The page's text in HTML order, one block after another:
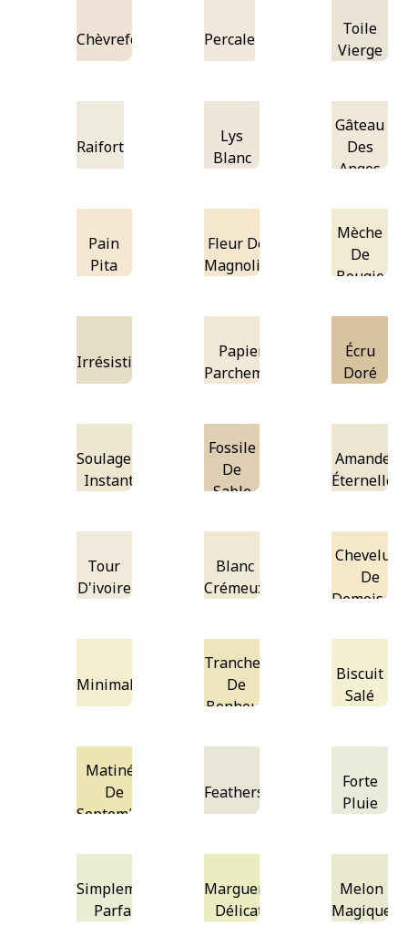
Chèvrefeuille Percale
Toile
Vierge
Raifort
Lys
Blanc
Gâteau
Des
Anges
Pain
Pita
Fleur De
Magnolia
Mèche
De
Bougie
Irrésistible
Papier
Parchemin
Écru
Doré
Soulagement
Instantané
Fossile
De
Sable
Amandes
Éternelles
Tour
D'ivoire
Blanc
Crémeux
Chevelure
De
Minimal
Tranches
De
Bonheur
Biscuit
Salé
Matinée
De
Septembre
Featherstone
Forte
Pluie
Simplement
Parfait
Marguerite
Délicate
Melon
Magique